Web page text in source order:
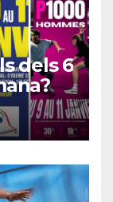
dels 6